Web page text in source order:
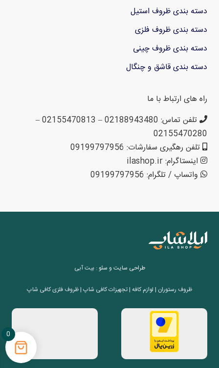
دسته بندی ظروف استیل
دسته بندی ظروف فلزی
دسته بندی ظروف چینی
دسته بندی قاشق و چنگال
راه های ارتباط با ما
تلفن تماس: 02188943480 – 02155470813 –
02155470280
تلفن رهگیری سفارشات: 09199797956
اینستاگرام: ilashop.ir
واتساپ / تلگرام: 09199797956
طراحی سایت و سئو: بیت آبی
ظروف رستوران | لوازم کافه | تجهیزات کافی شاپ | ظروف فلزی کافی شاپ
0